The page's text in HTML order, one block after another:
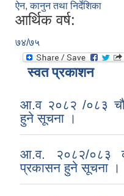
ऐन, कानुन तथा निर्देशिका
आर्थिक वर्ष:
७४/७५
स्वत प्रकाशन
आ.व २०८२ /०८३
हुने सूचना ।
आ.व. २०८२/०८३
प्रकासन हुने सूचना ।